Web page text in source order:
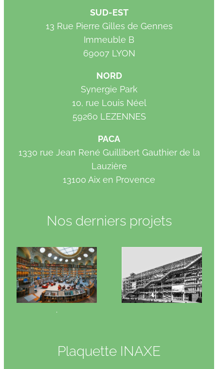
SUD-EST
13 Rue Pierre Gilles de Gennes
Immeuble B
69007 LYON
NORD
Synergie Park
10, rue Louis Néel
59260 LEZENNES
PACA
1330 rue Jean René Guillibert Gauthier de la
Lauzière
13100 Aix en Provence
Nos derniers projets
.
Plaquette INAXE